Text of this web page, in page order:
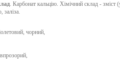
. Карбонат кальцію. Хімічний склад - зміст
чорний,